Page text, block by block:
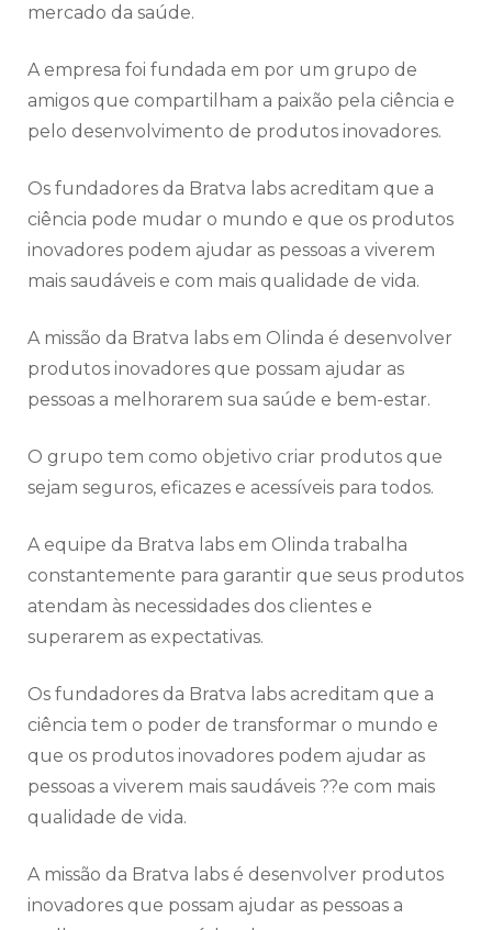
mercado da saúde.
A empresa foi fundada em por um grupo de
amigos que compartilham a paixão pela ciência e
pelo desenvolvimento de produtos inovadores.
Os fundadores da Bratva labs acreditam que a
ciência pode mudar o mundo e que os produtos
inovadores podem ajudar as pessoas a viverem
mais saudáveis e com mais qualidade de vida.
A missão da Bratva labs em Olinda é desenvolver
produtos inovadores que possam ajudar as
pessoas a melhorarem sua saúde e bem-estar.
O grupo tem como objetivo criar produtos que
sejam seguros, eficazes e acessíveis para todos.
A equipe da Bratva labs em Olinda trabalha
constantemente para garantir que seus produtos
atendam às necessidades dos clientes e
superarem as expectativas.
Os fundadores da Bratva labs acreditam que a
ciência tem o poder de transformar o mundo e
que os produtos inovadores podem ajudar as
pessoas a viverem mais saudáveis ??e com mais
qualidade de vida.
A missão da Bratva labs é desenvolver produtos
inovadores que possam ajudar as pessoas a